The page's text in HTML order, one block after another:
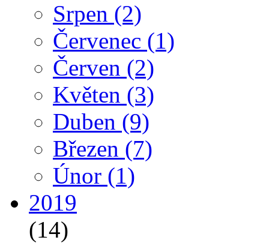
Srpen (2)
Červenec (1)
Červen (2)
Květen (3)
Duben (9)
Březen (7)
Únor (1)
2019
(14)